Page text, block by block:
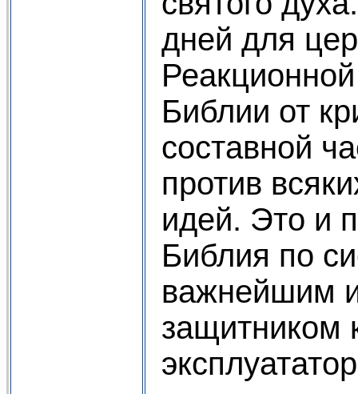
дней для
Библии от
составной
против
идей. Это и
Библия по
важнейшим
защитником